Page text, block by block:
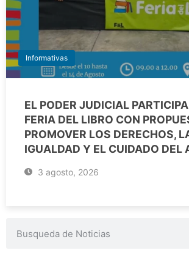
Informativas
EL PODER JUDICIAL
FERIA DEL LIBRO CON
PROMOVER LOS DERECHOS,
IGUALDAD Y EL CUIDADO DEL
3 agosto, 2026